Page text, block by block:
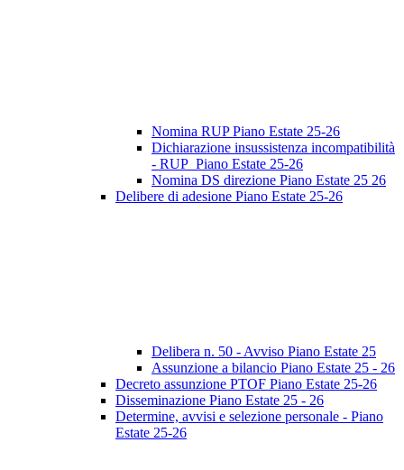
Nomina RUP Piano Estate 25-26
Dichiarazione insussistenza incompatibilità
- RUP_Piano Estate 25-26
Nomina DS direzione Piano Estate 25 26
Delibere di adesione Piano Estate 25-26
Delibera n. 50 - Avviso Piano Estate 25
Assunzione a bilancio Piano Estate 25 - 26
Decreto assunzione PTOF Piano Estate 25-26
Disseminazione Piano Estate 25 - 26
Determine, avvisi e selezione personale - Piano
Estate 25-26